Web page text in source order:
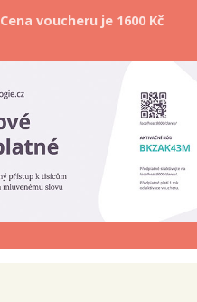
Cena voucheru je 1600 Kč